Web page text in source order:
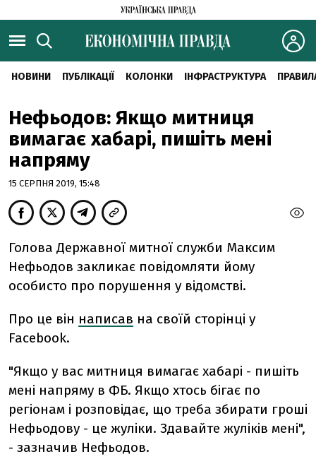
НОВИНИ ПУБЛІКАЦІЇ КОЛОНКИ ІНФРАСТРУКТУРА
Нефьодов: Якщо митниця
вимагає хабарі, пишіть мені
напряму
15 СЕРПНЯ 2019, 15:48
Голова Державної митної служби Максим
Нефьодов закликає повідомляти йому
особисто про порушення у відомстві.
Про це він написав на своїй сторінці у
Facebook.
"Якщо у вас митниця вимагає хабарі - пишіть
мені напряму в ФБ. Якщо хтось бігає по
регіонам і розповідає, що треба збирати гроші
Нефьодову - це жуліки. Здавайте жуліків мені",
- зазначив Нефьодов.